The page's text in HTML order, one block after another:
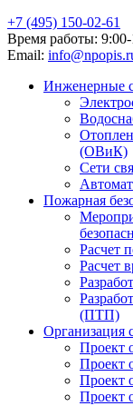
+7 (495) 150‑02-61
Время работы:
Email:
Инженерные
(ОВиК)
Сети
Пожарная
Расчет
Расчет
(ПТП)
Организация
Проект
Проект
Проект
Проект